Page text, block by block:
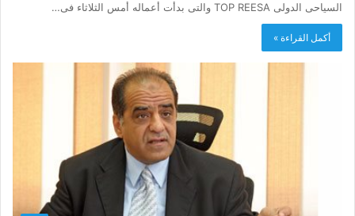
السياحى الدولى TOP REESA والتى بدأت أعماله أمس الثلاثاء فى…
أكمل القراءة »